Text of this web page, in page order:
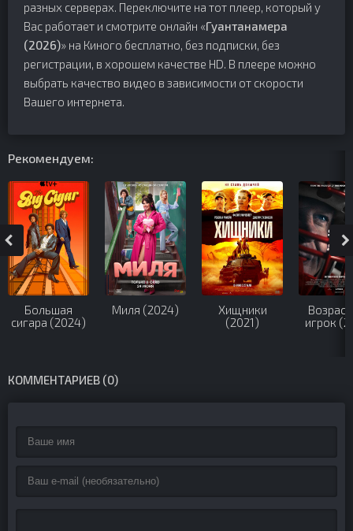
разных серверах. Переключите на тот плеер, который у
Вас работает и смотрите онлайн «Гуантанамера
(2026)» на Киного бесплатно, без подписки, без
регистрации, в хорошем качестве HD. В плеере можно
выбрать качество видео в зависимости от скорости
Вашего интернета.
Рекомендуем:
Большая
сигара (2024)
Миля (2024)
Хищники
(2021)
игрок
КОММЕНТАРИЕВ (0)